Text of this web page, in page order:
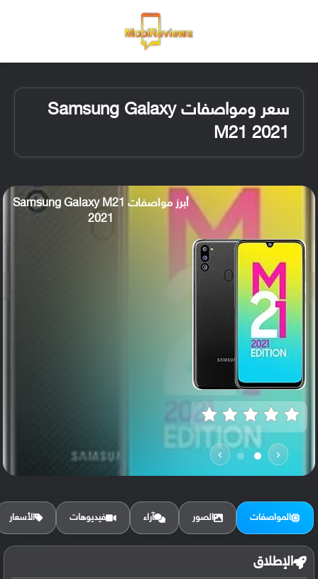
سعر ومواصفات Samsung Galaxy
M21 2021
‹
›
أبرز مواصفات Samsung Galaxy M21
2021
المواصفات الصور آراء فيديوهات الأسعار
الإطلاق